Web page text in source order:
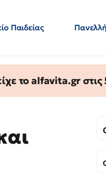
Παιδείας
το alfavita.gr